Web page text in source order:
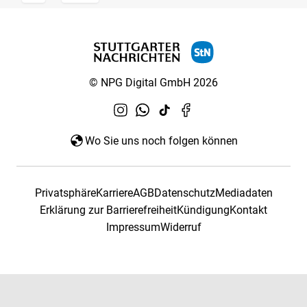
© NPG Digital GmbH 2026
Wo Sie uns noch folgen können
PrivatsphäreKarriereAGBDatenschutzMediadaten
Erklärung zur BarrierefreiheitKündigungKontakt
ImpressumWiderruf